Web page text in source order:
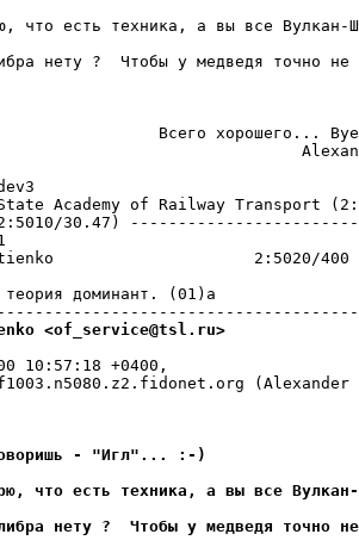
что есть техника, а вы все Вулкан-
нету ?  Чтобы у медведя точно
Всего хорошего...
Academy of Railway Transport
30.47)
: 447
2:5020/400
Общая теория
<of_service@tsl.ru>
10:57:18 +0400,
- "Игл"... :-)
что есть техника, а вы все
нету ?  Чтобы у медведя точно